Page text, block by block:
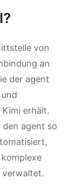
von
an
der agent
erhält.
den agent so
verwaltet.